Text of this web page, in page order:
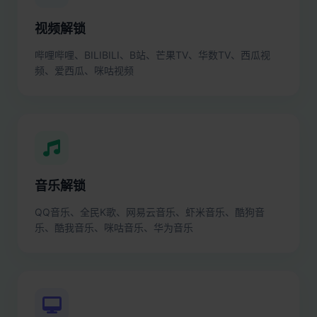
视频解锁
哔哩哔哩、BILIBILI、B站、芒果TV、华数TV、西瓜视
频、爱西瓜、咪咕视频
音乐解锁
QQ音乐、全民K歌、网易云音乐、虾米音乐、酷狗音
乐、酷我音乐、咪咕音乐、华为音乐